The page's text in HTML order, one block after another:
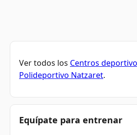
Ver todos los Centros
Polideportivo Natzaret.
Equípate para entrenar